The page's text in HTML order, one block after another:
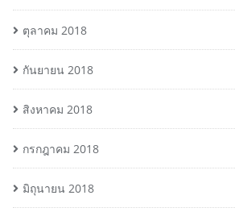
ตุลาคม 2018
กันยายน 2018
สิงหาคม 2018
กรกฎาคม 2018
มิถุนายน 2018